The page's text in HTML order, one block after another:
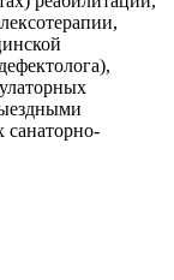
санаторно-